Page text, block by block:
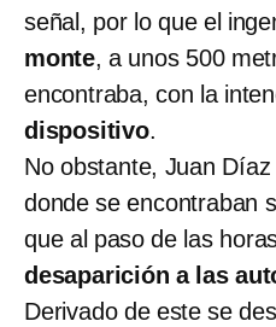
señal, por lo que el
monte, a unos 500
encontraba, con la
dispositivo.
No obstante, Juan Díaz
donde se encontraban
que al paso de las
desaparición a las
Derivado de este se